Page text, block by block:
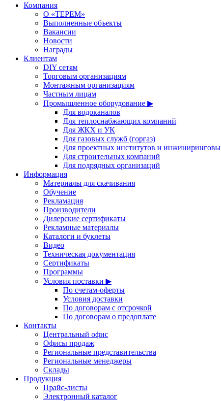
Компания
О «ТЕРЕМ»
Выполненные объекты
Вакансии
Новости
Награды
Клиентам
DIY сетям
Торговым организациям
Монтажным организациям
Частным лицам
Промышленное оборудование ▶
Для водоканалов
Для теплоснабжающих компаний
Для ЖКХ и УК
Для газовых служб (горгаз)
Для проектных институтов и
Для строительных компаний
Для подрядных организаций
Информация
Материалы для скачивания
Обучение
Рекламация
Производители
Дилерские сертификаты
Рекламные материалы
Каталоги и буклеты
Видео
Техническая документация
Сертификаты
Программы
Условия поставки ▶
По счетам-оферты
Условия доставки
По договорам с отсрочкой
По договорам о предоплате
Контакты
Центральный офис
Офисы продаж
Региональные представительства
Региональные менеджеры
Склады
Продукция
Прайс-листы
Электронный каталог